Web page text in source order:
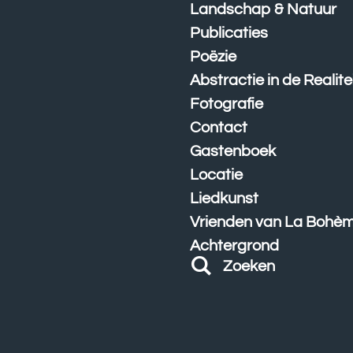
Landschap & Natuur
Publicaties
Poëzie
Abstractie in de
Fotografie
Contact
Gastenboek
Locatie
Liedkunst
Vrienden van La
Achtergrond
Zoeken